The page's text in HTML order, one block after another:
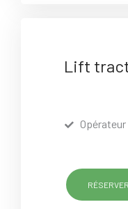
Lift
RÉSERVER